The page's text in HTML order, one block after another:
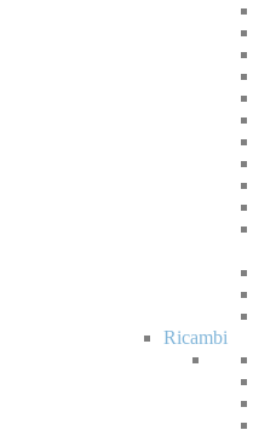
Ricambi